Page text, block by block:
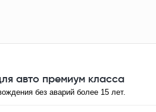
авто премиум класса
без аварий более 15 лет.